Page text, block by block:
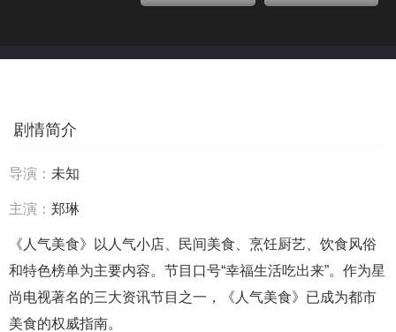
剧情简介
导演： 未知
主演： 郑琳
《人气美食》以人气小店、民间美食、烹饪厨艺、饮食风俗
和特色榜单为主要内容。节目口号“幸福生活吃出来”。作为星
尚电视著名的三大资讯节目之一，《人气美食》已成为都市
美食的权威指南。